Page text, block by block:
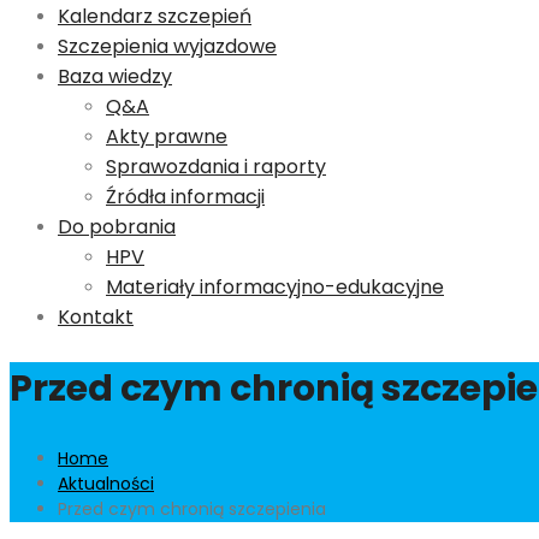
Kalendarz szczepień
Szczepienia wyjazdowe
Baza wiedzy
Q&A
Akty prawne
Sprawozdania i raporty
Źródła informacji
Do pobrania
HPV
Materiały informacyjno-edukacyjne
Kontakt
Przed czym chronią
Home
Aktualności
Przed czym chronią szczepienia